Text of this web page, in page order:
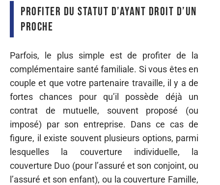
Profiter du statut d’ayant droit d’un
proche
Parfois, le plus simple est de profiter de la
complémentaire santé familiale. Si vous êtes en
couple et que votre partenaire travaille, il y a de
fortes chances pour qu’il possède déjà un
contrat de mutuelle, souvent proposé (ou
imposé) par son entreprise. Dans ce cas de
figure, il existe souvent plusieurs options, parmi
lesquelles la couverture individuelle, la
couverture Duo (pour l’assuré et son conjoint, ou
l’assuré et son enfant), ou la couverture Famille,